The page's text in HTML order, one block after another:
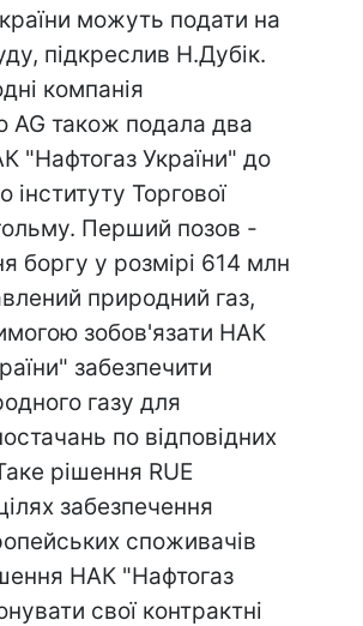
можуть подати на
підкреслив Н.Дубік.
компанія
AG також подала два
"Нафтогаз України" до
інституту Торгової
Перший позов -
боргу у розмірі 614 млн
природний газ,
зобов'язати НАК
забезпечити
газу для
по відповідних
рішення RUE
забезпечення
споживачів
НАК "Нафтогаз
свої контрактні